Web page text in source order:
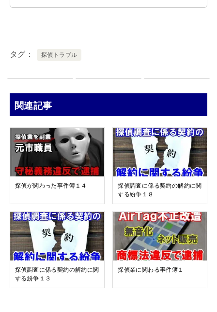
タグ 探偵トラブル
関連記事
探偵が関わった事件簿１４
探偵調査に係る契約の解約に関
する紛争１８
探偵調査に係る契約の解約に関
する紛争１３
探偵業に関わる事件簿１